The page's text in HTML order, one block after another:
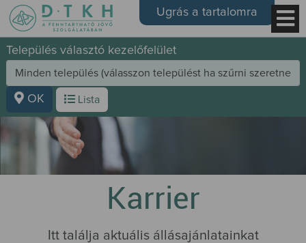
Ugrás a tartalomra
Település választó kezelőfelület
OK Lista
Karrier
Itt találja aktuális állásajánlatainkat